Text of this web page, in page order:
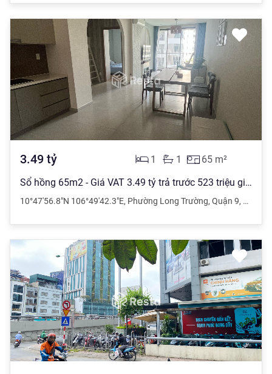
3.49 tỷ 65 m²
1
1
Sổ hồng 65m2 - Giá VAT 3.49 tỷ trả trước 523 triệu giãn 24 tháng MT Q9
10°47'56.8"N 106°49'42.3"E, Phường Long Trường, Quận 9, Hồ Chí